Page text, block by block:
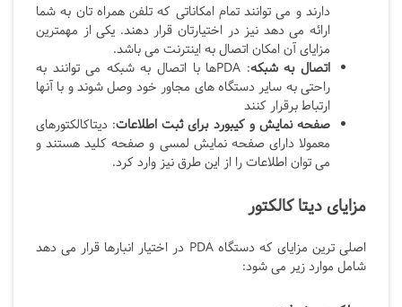
دارند و می توانند تمام امکاناتی که تلفن همراه تان به شما
ارائه می دهد نیز در اختیارتان قرار دهند. یکی از مهمترین
مزایای آن امکان اتصال به اینترنت می باشد.
اتصال به شبکه
: PDAها با اتصال به شبکه می توانند به
راحتی به سایر دستگاه های مجاور خود وصل شوند و با آنها
ارتباط برقرار کنند
صفحه نمایش و کیبورد برای ثبت اطلاعات: دیتاکالکتورهای
معمولا دارای صفحه نمایش لمسی و صفحه کلید هستند و
می توان اطلاعات را از این طرق نیز وارد کرد.
مزایای دیتا کالکتور
اصلی ترین مزایای که دستگاه PDA در اختیار انبارها قرار می دهد
شامل موارد زیر می شود: